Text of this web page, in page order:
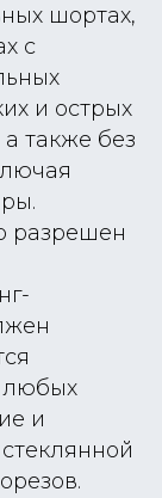
шортах,
с
и острых
а также без
разрешен
любых
и